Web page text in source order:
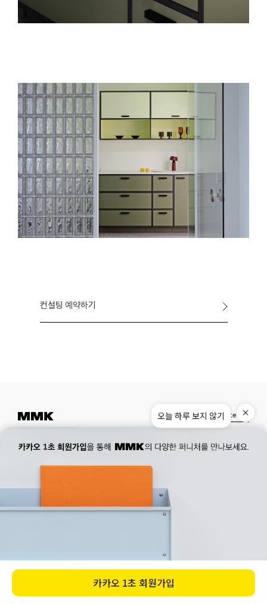
컨설팅 예약하기
대표자 : 박기민 사업자 등록번호 : 821-86-02281
ⓒ 2023. MMK all rights reserved
Museum. 02. 777. 5887 Office.02. 777. 5778
177, Duteopbawi-ro, Yongsan-gu, Seoul, Korea
Official : hello@mmk-seoul.com
Instagram Pinterest
오늘 하루 보지 않기
카카오 1초 회원가입